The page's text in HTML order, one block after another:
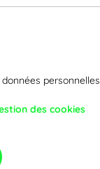
personnelles
des cookies